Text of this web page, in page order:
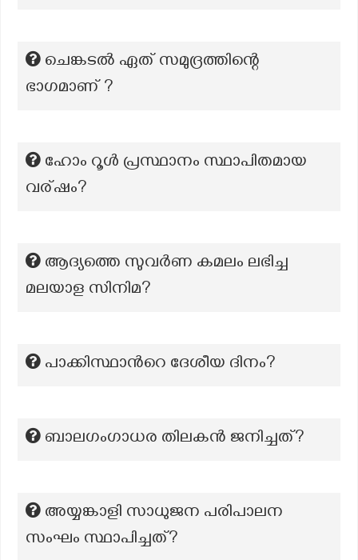
ചെങ്കടൽ ഏത് സമുദ്രത്തിന്റെ
ഭാഗമാണ് ?
ഹോം റൂള്‍ പ്രസ്ഥാനം സ്ഥാപിതമായ
വര്ഷം?
ആദ്യത്തെ സുവർണ കമലം ലഭിച്ച
മലയാള സിനിമ?
പാക്കിസ്ഥാന്‍റെ ദേശീയ ദിനം?
ബാലഗംഗാധര തിലകൻ ജനിച്ചത്?
അയ്യങ്കാളി സാധുജന പരിപാലന
സംഘം സ്ഥാപിച്ചത്?